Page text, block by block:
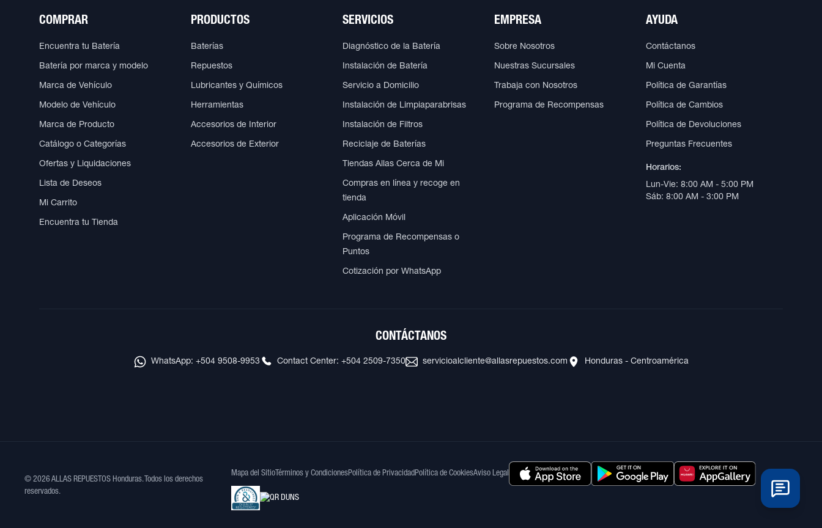
COMPRAR
Encuentra tu Batería
Batería por marca y modelo
Marca de Vehículo
Modelo de Vehículo
Marca de Producto
Catálogo o Categorías
Ofertas y Liquidaciones
Lista de Deseos
Mi Carrito
Encuentra tu Tienda
PRODUCTOS
Baterías
Repuestos
Lubricantes y Químicos
Herramientas
Accesorios de Interior
Accesorios de Exterior
SERVICIOS
Diagnóstico de la Batería
Instalación de Batería
Servicio a Domicilio
Instalación de Limpiaparabrisas
Instalación de Filtros
Reciclaje de Baterías
Tiendas Allas Cerca de Mi
Compras en línea y recoge en
tienda
Aplicación Móvil
Programa de Recompensas o
Puntos
Cotización por WhatsApp
EMPRESA
Sobre Nosotros
Nuestras Sucursales
Trabaja con Nosotros
Programa de Recompensas
AYUDA
Contáctanos
Mi Cuenta
Política de Garantías
Política de Cambios
Política de Devoluciones
Preguntas Frecuentes
Horarios:
Lun-Vie: 8:00 AM - 5:00 PM
Sáb: 8:00 AM - 3:00 PM
CONTÁCTANOS
WhatsApp: +504 9508-9953 Contact Center: +504 2509-7350 servicioalcliente@allasrepuestos.com Honduras - Centroamérica
© 2026 ALLAS REPUESTOS Honduras. Todos los derechos
reservados.
Mapa del Sitio Términos y CondicionesPolítica de Privacidad Política de CookiesAviso Legal